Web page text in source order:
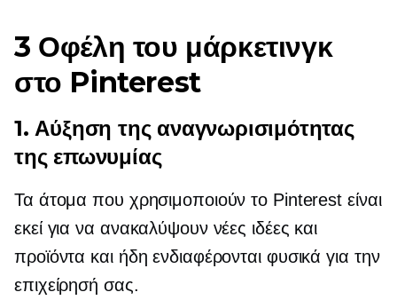
3 Οφέλη του μάρκετινγκ
στο Pinterest
1. Αύξηση της αναγνωρισιμότητας
της επωνυμίας
Τα άτομα που χρησιμοποιούν το Pinterest είναι
εκεί για να ανακαλύψουν νέες ιδέες και
προϊόντα και ήδη ενδιαφέρονται φυσικά για την
επιχείρησή σας.